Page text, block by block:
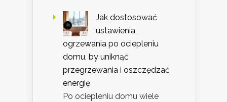
Jak dostosować
ustawienia
ogrzewania po ociepleniu
domu, by uniknąć
przegrzewania i oszczędzać
energię
Po ociepleniu domu wiele